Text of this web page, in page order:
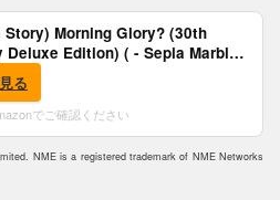
Story) Morning Glory? (30th
Deluxe Edition) ( - Sepia Marble
る
でご確認ください
NME is a registered trademark of NME Networks